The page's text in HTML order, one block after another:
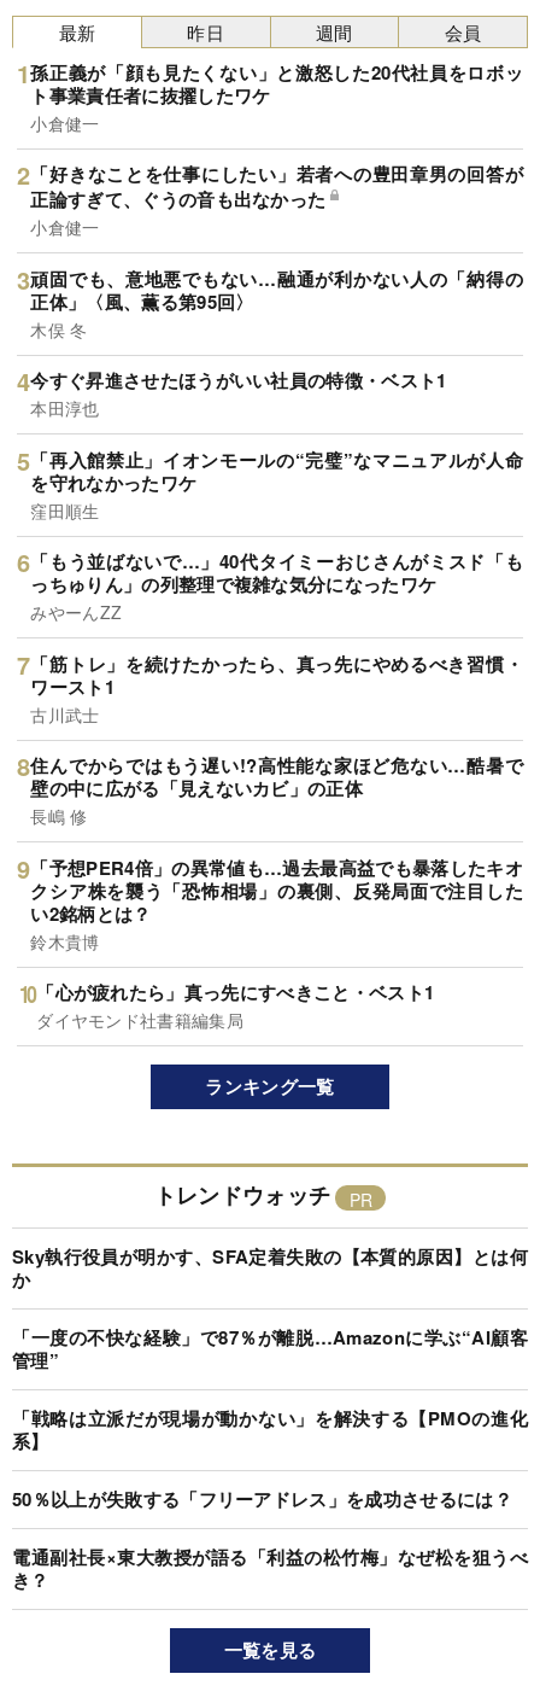
最新
孫正義が「顔も見たくない」と激怒した20代社員をロボッ
ト事業責任者に抜擢したワケ
小倉健一
「好きなことを仕事にしたい」若者への豊田章男の回答が
正論すぎて、ぐうの音も出なかった
小倉健一
頑固でも、意地悪でもない…融通が利かない人の「納得の
正体」〈風、薫る第95回〉
木俣 冬
今すぐ昇進させたほうがいい社員の特徴・ベスト1
本田淳也
「再入館禁止」イオンモールの“完璧”なマニュアルが人命
を守れなかったワケ
窪田順生
「もう並ばないで…」40代タイミーおじさんがミスド「も
っちゅりん」の列整理で複雑な気分になったワケ
みやーんZZ
「筋トレ」を続けたかったら、真っ先にやめるべき習慣・
ワースト1
古川武士
住んでからではもう遅い!?高性能な家ほど危ない…酷暑で
壁の中に広がる「見えないカビ」の正体
長嶋 修
「予想PER4倍」の異常値も…過去最高益でも暴落したキオ
クシア株を襲う「恐怖相場」の裏側、反発局面で注目した
い2銘柄とは？
鈴木貴博
「心が疲れたら」真っ先にすべきこと・ベスト1
ダイヤモンド社書籍編集局
昨日 週間 会員
ランキング一覧
トレンドウォッチ
Sky執行役員が明かす、SFA定着失敗の【本質的原因】とは何
か
「一度の不快な経験」で87％が離脱…Amazonに学ぶ“AI顧客
管理”
「戦略は立派だが現場が動かない」を解決する【PMOの進化
系】
50％以上が失敗する「フリーアドレス」を成功させるには？
電通副社長×東大教授が語る「利益の松竹梅」なぜ松を狙うべ
き？
一覧を見る